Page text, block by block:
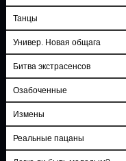
Танцы
Универ. Новая общага
Битва экстрасенсов
Озабоченные
Измены
Реальные пацаны